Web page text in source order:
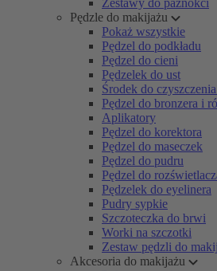
Zestawy do paznokci
Pędzle do makijażu
Pokaż wszystkie
Pędzel do podkładu
Pędzel do cieni
Pędzelek do ust
Środek do
Pędzel do bronzera i
Aplikatory
Pędzel do korektora
Pędzel do maseczek
Pędzel do pudru
Pędzel do
Pędzelek do eyelinera
Pudry sypkie
Szczoteczka do brwi
Worki na szczotki
Zestaw pędzli do
Akcesoria do makijażu